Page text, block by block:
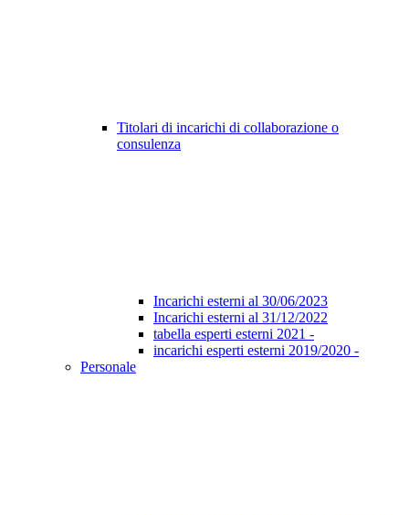
Titolari di incarichi di collaborazione o
consulenza
Incarichi esterni al 30/06/2023
Incarichi esterni al 31/12/2022
tabella esperti esterni 2021 -
incarichi esperti esterni 2019/2020 -
Personale